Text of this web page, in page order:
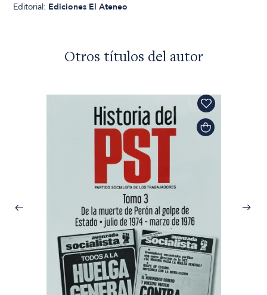
Editorial: Ediciones El Ateneo
Otros títulos del autor